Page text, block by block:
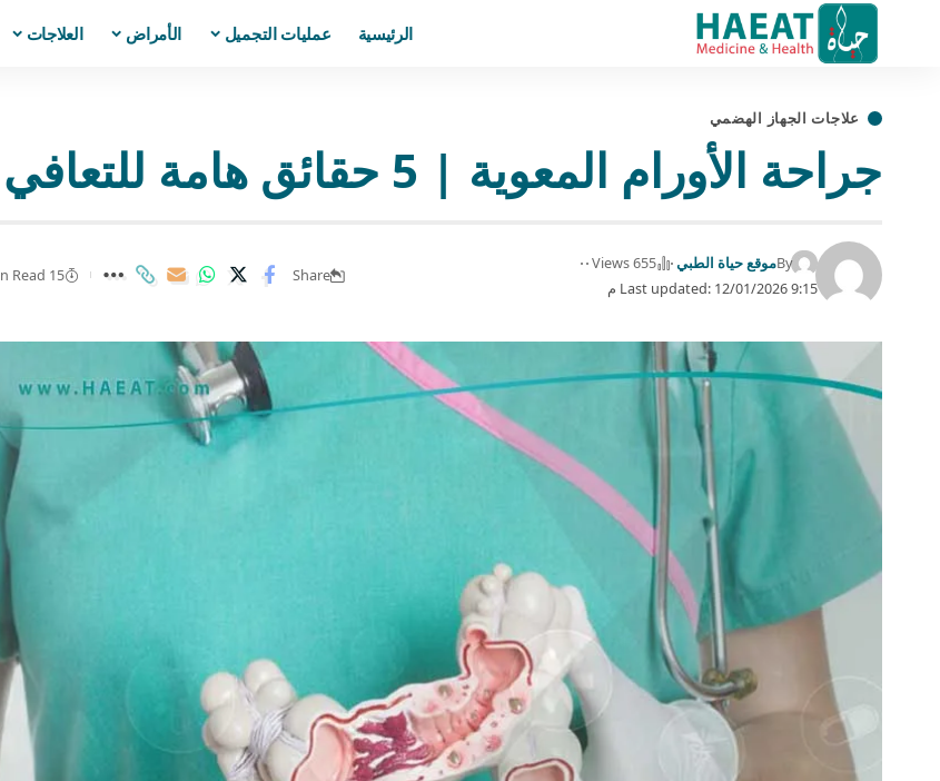
الرئيسية عمليات التجميل الأمراض العلاجات
علاجات الجهاز الهضمي
جراحة الأورام المعوية | 5 حقائق هامة للتعافي
Last updated: 12/01/2026 9:15 م
Byموقع حياة الطبي 655 Views
Share
15 Min Read